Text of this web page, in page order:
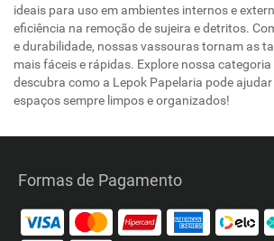
ideais para uso em ambientes internos e
eficiência na remoção de sujeira e detritos.
e durabilidade, nossas vassouras tornam as
mais fáceis e rápidas. Explore nossa
descubra como a Lepok Papelaria pode
espaços sempre limpos e organizados!
Formas de Pagamento